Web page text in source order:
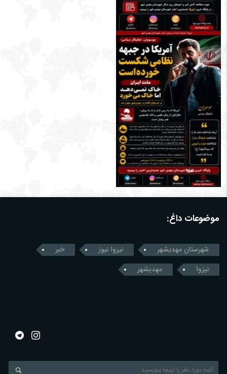
موضوعات داغ:
شهرستان مهدیشهر نیزوا نیوز
خبر
نیزوا
مهدیشهر